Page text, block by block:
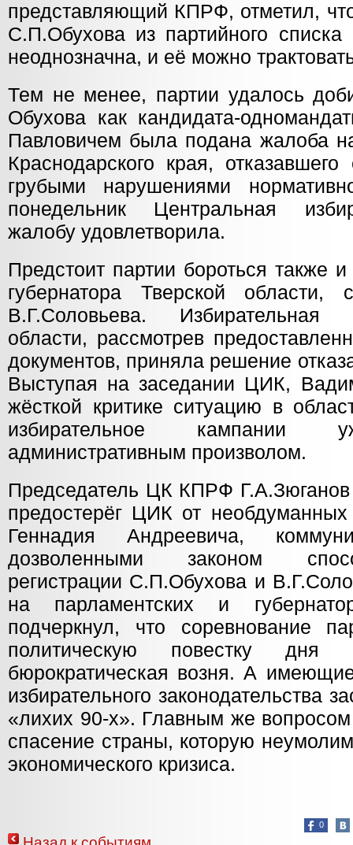
представляющий КПРФ, отметил,
С.П.Обухова из партийного
неоднозначна, и её можно
Тем не менее, партии удалось
Обухова как кандидата-
Павловичем была подана жалоба
Краснодарского края,
грубыми нарушениями
понедельник Центральная
жалобу удовлетворила.
Предстоит партии бороться также
губернатора Тверской
В.Г.Соловьева. Избирательная
области, рассмотрев
документов, приняла решение
Выступая на заседании ЦИК,
жёсткой критике ситуацию в
избирательное кампании
административным произволом.
Председатель ЦК КПРФ
предостерёг ЦИК от
Геннадия Андреевича,
дозволенными законом
регистрации С.П.Обухова и
на парламентских и
подчеркнул, что соревнование
политическую повестку дня
бюрократическая возня. А
избирательного законодательства
«лихих 90-х». Главным же
спасение страны, которую
экономического кризиса.
0